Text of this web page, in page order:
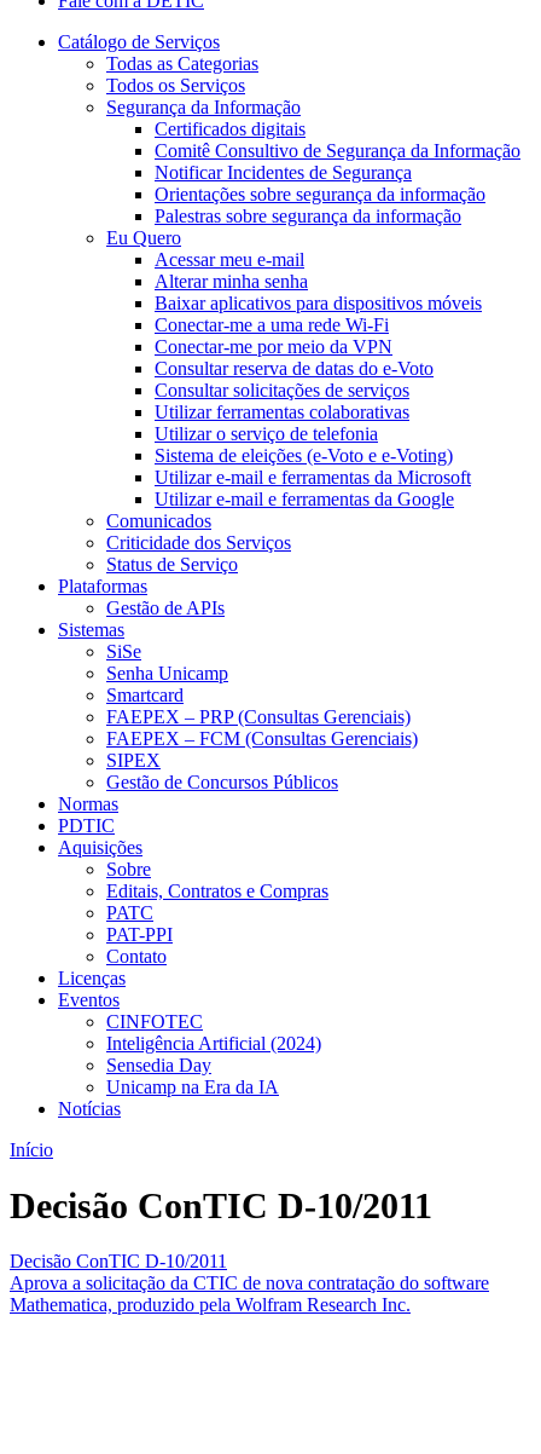
Catálogo de Serviços
Todas as Categorias
Todos os Serviços
Segurança da Informação
Certificados digitais
Comitê Consultivo de Segurança da Informação
Notificar Incidentes de Segurança
Orientações sobre segurança da informação
Palestras sobre segurança da informação
Eu Quero
Acessar meu e-mail
Alterar minha senha
Baixar aplicativos para dispositivos móveis
Conectar-me a uma rede Wi-Fi
Conectar-me por meio da VPN
Consultar reserva de datas do e-Voto
Consultar solicitações de serviços
Utilizar ferramentas colaborativas
Utilizar o serviço de telefonia
Sistema de eleições (e-Voto e e-Voting)
Utilizar e-mail e ferramentas da Microsoft
Utilizar e-mail e ferramentas da Google
Comunicados
Criticidade dos Serviços
Status de Serviço
Plataformas
Gestão de APIs
Sistemas
SiSe
Senha Unicamp
Smartcard
FAEPEX – PRP (Consultas Gerenciais)
FAEPEX – FCM (Consultas Gerenciais)
SIPEX
Gestão de Concursos Públicos
Normas
PDTIC
Aquisições
Sobre
Editais, Contratos e Compras
PATC
PAT-PPI
Contato
Licenças
Eventos
CINFOTEC
Inteligência Artificial (2024)
Sensedia Day
Unicamp na Era da IA
Notícias
Início
Decisão ConTIC D-10/2011
Decisão ConTIC D-10/2011
Aprova a solicitação da CTIC de nova contratação do software
Mathematica, produzido pela Wolfram Research Inc.